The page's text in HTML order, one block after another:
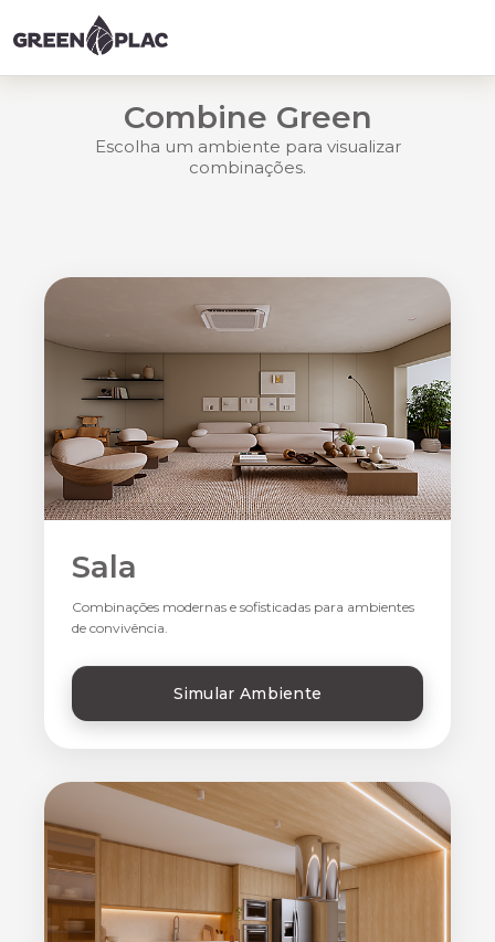
Combine Green
Escolha um ambiente para visualizar
combinações.
Sala
Combinações modernas e sofisticadas para ambientes
de convivência.
Simular Ambiente